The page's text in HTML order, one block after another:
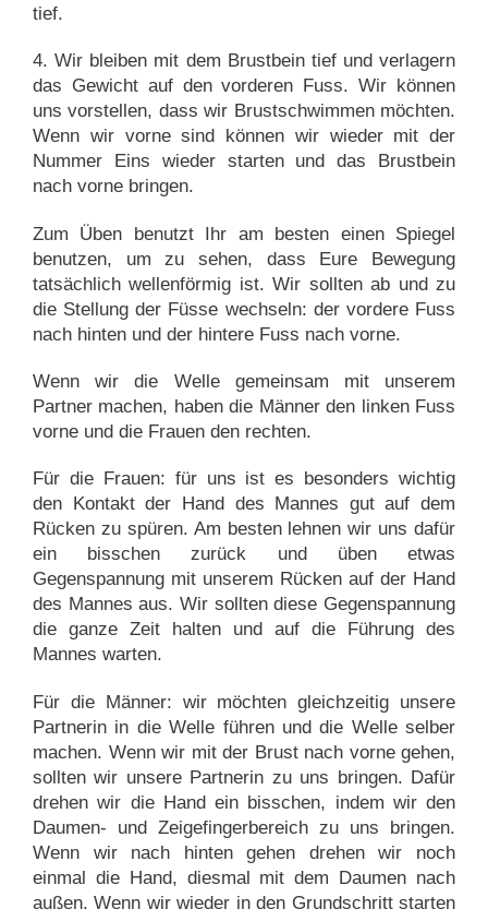
tief.
4. Wir bleiben mit dem Brustbein tief und verlagern
das Gewicht auf den vorderen Fuss. Wir können
uns vorstellen, dass wir Brustschwimmen möchten.
Wenn wir vorne sind können wir wieder mit der
Nummer Eins wieder starten und das Brustbein
nach vorne bringen.
Zum Üben benutzt Ihr am besten einen Spiegel
benutzen, um zu sehen, dass Eure Bewegung
tatsächlich wellenförmig ist. Wir sollten ab und zu
die Stellung der Füsse wechseln: der vordere Fuss
nach hinten und der hintere Fuss nach vorne.
Wenn wir die Welle gemeinsam mit unserem
Partner machen, haben die Männer den linken Fuss
vorne und die Frauen den rechten.
Für die Frauen: für uns ist es besonders wichtig
den Kontakt der Hand des Mannes gut auf dem
Rücken zu spüren. Am besten lehnen wir uns dafür
ein bisschen zurück und üben etwas
Gegenspannung mit unserem Rücken auf der Hand
des Mannes aus. Wir sollten diese Gegenspannung
die ganze Zeit halten und auf die Führung des
Mannes warten.
Für die Männer: wir möchten gleichzeitig unsere
Partnerin in die Welle führen und die Welle selber
machen. Wenn wir mit der Brust nach vorne gehen,
sollten wir unsere Partnerin zu uns bringen. Dafür
drehen wir die Hand ein bisschen, indem wir den
Daumen- und Zeigefingerbereich zu uns bringen.
Wenn wir nach hinten gehen drehen wir noch
einmal die Hand, diesmal mit dem Daumen nach
außen. Wenn wir wieder in den Grundschritt starten